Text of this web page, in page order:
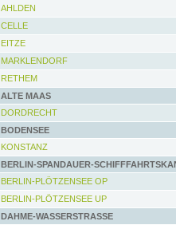
AHLDEN
CELLE
EITZE
MARKLENDORF
RETHEM
ALTE MAAS
DORDRECHT
BODENSEE
KONSTANZ
BERLIN-SPANDAUER-
BERLIN-PLÖTZENSEE OP
BERLIN-PLÖTZENSEE UP
DAHME-WASSERSTRASSE